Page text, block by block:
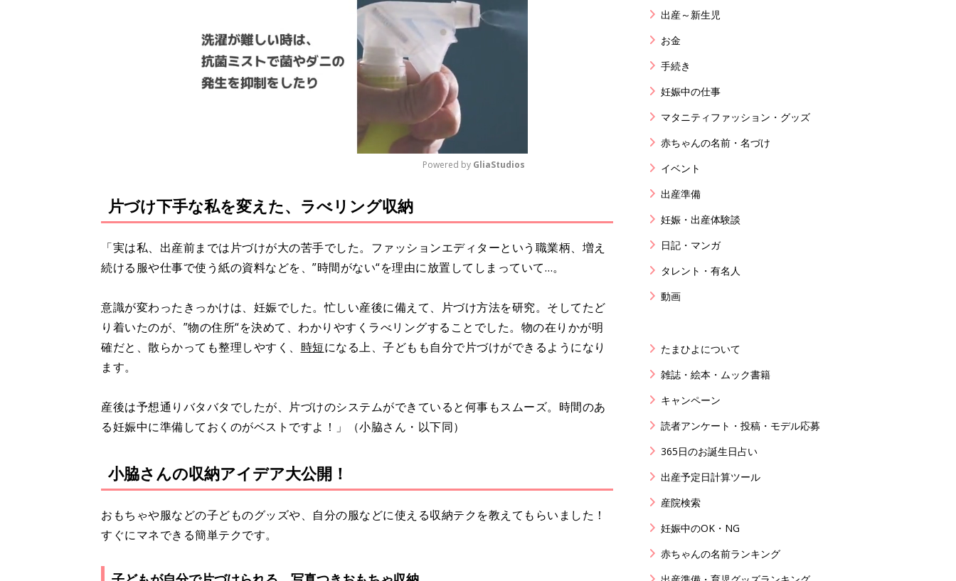
u
t
e
Powered by GliaStudios
片づけ下手な私を変えた、ラべリング収納
「実は私、出産前までは片づけが大の苦手でした。ファッションエディターという職業柄、増え
続ける服や仕事で使う紙の資料などを、”時間がない“を理由に放置してしまっていて…。
意識が変わったきっかけは、妊娠でした。忙しい産後に備えて、片づけ方法を研究。そしてたど
り着いたのが、”物の住所“を決めて、わかりやすくラべリングすることでした。物の在りかが明
確だと、散らかっても整理しやすく、 時短になる上、子どもも自分で片づけができるようになり
ます。
産後は予想通りバタバタでしたが、片づけのシステムができていると何事もスムーズ。時間のあ
る妊娠中に準備しておくのがベストですよ！」（小脇さん・以下同）
小脇さんの収納アイデア大公開！
おもちゃや服などの子どものグッズや、自分の服などに使える収納テクを教えてもらいました！
すぐにマネできる簡単テクです。
出産～新生児
お金
手続き
妊娠中の仕事
マタニティファッション・グッズ
赤ちゃんの名前・名づけ
イベント
出産準備
妊娠・出産体験談
日記・マンガ
タレント・有名人
動画
たまひよについて
雑誌・絵本・ムック書籍
キャンペーン
読者アンケート・投稿・モデル応募
365日のお誕生日占い
出産予定日計算ツール
産院検索
妊娠中のOK・NG
赤ちゃんの名前ランキング